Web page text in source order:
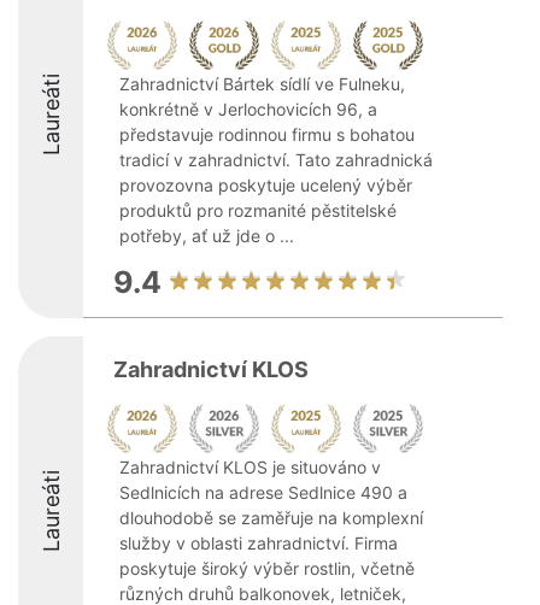
Laureáti
Zahradnictví Bártek sídlí ve Fulneku,
konkrétně v Jerlochovicích 96, a
představuje rodinnou firmu s bohatou
tradicí v zahradnictví. Tato zahradnická
provozovna poskytuje ucelený výběr
produktů pro rozmanité pěstitelské
potřeby, ať už jde o ...
9.4
Laureáti
Zahradnictví KLOS
Zahradnictví KLOS je situováno v
Sedlnicích na adrese Sedlnice 490 a
dlouhodobě se zaměřuje na komplexní
služby v oblasti zahradnictví. Firma
poskytuje široký výběr rostlin, včetně
různých druhů balkonovek, letniček,